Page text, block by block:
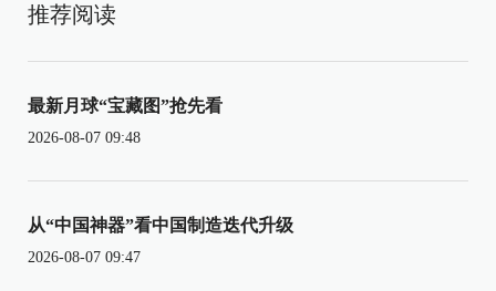
推荐阅读
最新月球“宝藏图”抢先看
2026-08-07 09:48
从“中国神器”看中国制造迭代升级
2026-08-07 09:47